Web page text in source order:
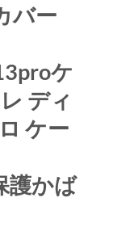
バー
ケ
ディ
ケー
護かば